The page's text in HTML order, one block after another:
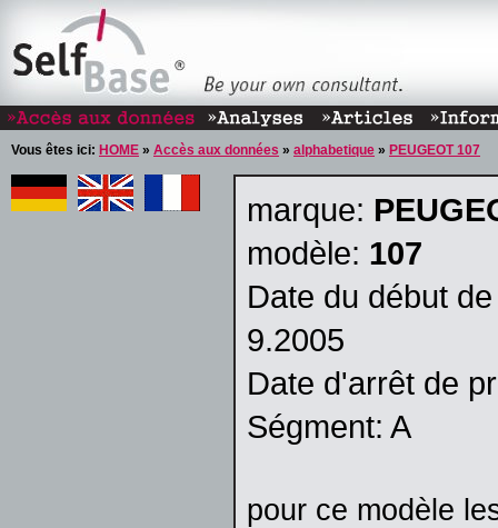
Vous êtes ici: HOME » Accès aux données » alphabetique » PEUGEOT 107
marque:
modèle: 107
Date du début
9.2005
Date d'arrêt de
Ségment: A
pour ce modèle